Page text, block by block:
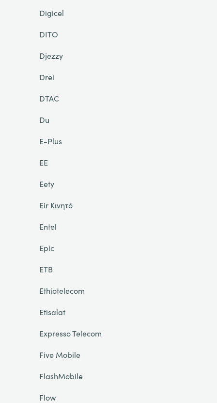
Digicel
DITO
Djezzy
Drei
DTAC
Du
E-Plus
EE
Eety
Eir Κινητό
Entel
Epic
ETB
Ethiotelecom
Etisalat
Expresso Telecom
Five Mobile
FlashMobile
Flow